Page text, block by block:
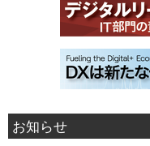
お知らせ